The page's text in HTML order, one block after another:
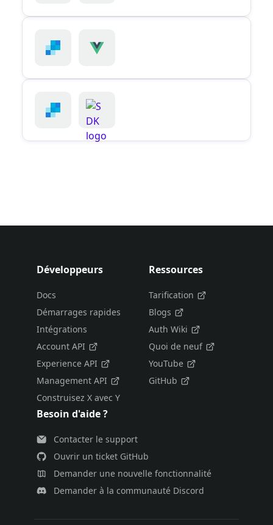
Développeurs
Docs
Démarrages rapides
Intégrations
Account API
Experience API
Management API
Construisez X avec Y
Ressources
Tarification
Blogs
Auth Wiki
Quoi de neuf
YouTube
GitHub
Besoin d'aide ?
Contacter le support
Ouvrir un ticket GitHub
Demander une nouvelle fonctionnalité
Demander à la communauté Discord